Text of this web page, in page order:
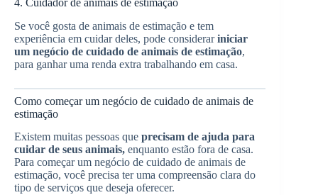
Se você gosta de animais de estimação e tem
experiência em cuidar deles, pode considerariniciar
um negócio de cuidado de animais de estimação,
para ganhar uma renda extra trabalhando em casa.
Como começar um negócio de cuidado de animais de
estimação
Existem muitas pessoas que precisam de ajuda para
cuidar de seus animais, enquanto estão fora de casa.
Para começar um negócio de cuidado de animais de
estimação, você precisa ter uma compreensão clara do
tipo de serviços que deseja oferecer.